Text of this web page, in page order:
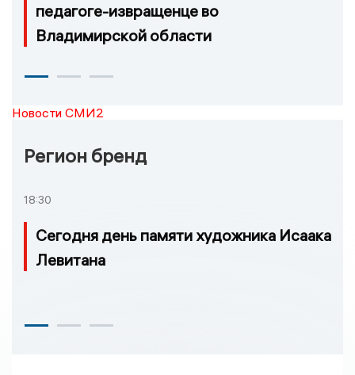
педагоге-извращенце во
Владимирской области
Новости СМИ2
Регион бренд
18:30
Сегодня день памяти художника Исаака
Левитана